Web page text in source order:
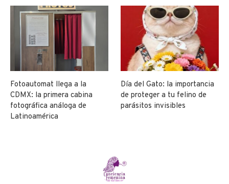
Fotoautomat llega a la
CDMX: la primera cabina
fotográfica análoga de
Latinoamérica
Día del Gato: la importancia
de proteger a tu felino de
parásitos invisibles